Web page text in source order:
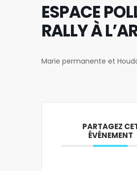
ESPACE
RALLY À
Marie permanente et
PARTAGEZ
ÉVÉNEMENT